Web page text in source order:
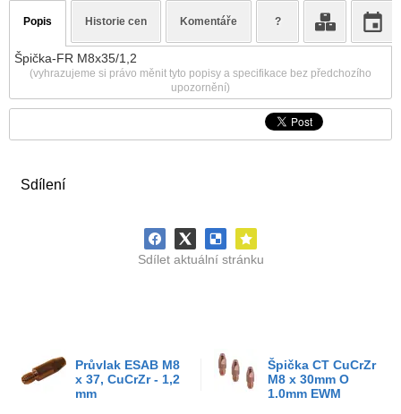
Sdílení
Sdílet aktuální stránku
Průvlak ESAB M8
x 37, CuCrZr - 1,2
mm
Špička CT CuCrZr
M8 x 30mm O
1.0mm EWM
Popis Historie cen Komentáře ?
Špička-FR M8x35/1,2
(vyhrazujeme si právo měnit tyto popisy a specifikace bez předchozího
upozornění)